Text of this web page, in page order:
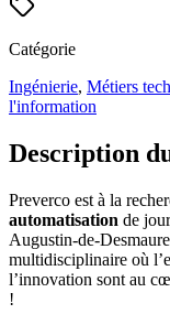
Catégorie
Ingénierie, Métiers
l'information
Description
Preverco est à la
automatisation de
Augustin-de-
multidisciplinaire où
l’innovation sont au
!